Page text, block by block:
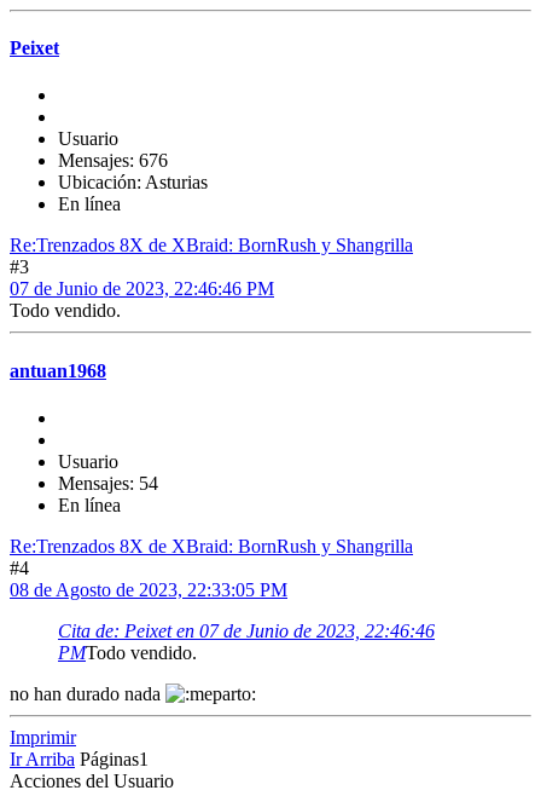
Peixet
Usuario
Mensajes: 676
Ubicación: Asturias
En línea
Re:Trenzados 8X de XBraid: BornRush y Shangrilla
#3
07 de Junio de 2023, 22:46:46 PM
Todo vendido.
antuan1968
Usuario
Mensajes: 54
En línea
Re:Trenzados 8X de XBraid: BornRush y Shangrilla
#4
08 de Agosto de 2023, 22:33:05 PM
Cita de: Peixet en 07 de Junio de 2023, 22:46:46
PMTodo vendido.
no han durado nada
Imprimir
Ir Arriba Páginas1
Acciones del Usuario